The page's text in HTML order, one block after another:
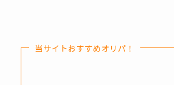
当サイトおすすめオリパ！